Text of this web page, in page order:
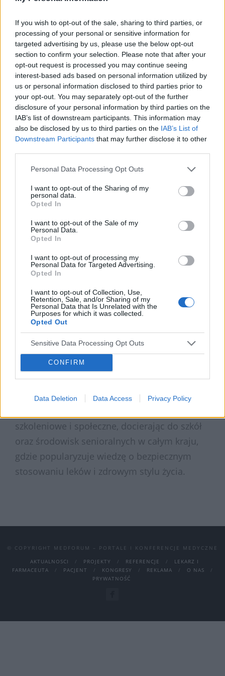
If you wish to opt-out of the sale, sharing to third parties, or
processing of your personal or sensitive information for
targeted advertising by us, please use the below opt-out
section to confirm your selection. Please note that after your
opt-out request is processed you may continue seeing
interest-based ads based on personal information utilized by
us or personal information disclosed to third parties prior to
your opt-out. You may separately opt-out of the further
disclosure of your personal information by third parties on the
IAB’s list of downstream participants. This information may
also be disclosed by us to third parties on the IAB’s List of
Downstream Participants that may further disclose it to other
Personal Data Processing Opt Outs
I want to opt-out of the Sharing of my
personal data.
Opted In
I want to opt-out of the Sale of my
Personal Data.
Opted In
I want to opt-out of processing my
Personal Data for Targeted Advertising.
Opted In
I want to opt-out of Collection, Use,
Retention, Sale, and/or Sharing of my
Personal Data that Is Unrelated with the
Purposes for which it was collected.
Opted Out
Sensitive Data Processing Opt Outs
CONFIRM
Data Deletion Data Access Privacy Policy
przeciwbólowych oraz zasad ich działania.
Uczestnicy spotkań poznają podstawowe
informacje dotyczące mechanizmów
powstawania bólu, najczęściej stosowanych
preparatów oraz możliwych zagrożeń
wynikających z ich niewłaściwego użycia.
Zajęcia będą miały formę interaktywnych
prezentacji wzbogaconych o elementy
Spotkania, trwające około 45 minut,
skierowane są do różnych grup odbiorców —
uczniów, osób dorosłych oraz seniorów. W
trakcie prelekcji szczególna uwaga zostanie
poświęcona ryzyku jednoczesnego
stosowania kilku preparatów zawierających tę
jednej grupy leków. Na zakończenie
uczestnicy będą mogli sprawdzić swoją
wiedzę w krótkiej formie quizowej.
Polskie Towarzystwo Studentów Farmacji od
wielu lat prowadzi działania edukacyjne
promujące odpowiedzialne podejście do
farmakoterapii iprofilaktykizdrowotnej.
szkoleniowe i społeczne, docierając do szkół
oraz środowisk senioralnych w całym kraju,
gdzie popularyzuje wiedzę o bezpiecznym
stosowaniu leków i zdrowym stylu życia.
© COPYRIGHT MEDFORUM – PORTALE I KONFERENCJE MEDYCZNE
AKTUALNOSCI
PROJEKTY REFERENCJE
LEKARZ I
FARMACEUTA
PACJENT KONGRESY REKLAMA
O NAS
PRYWATNOŚĆ